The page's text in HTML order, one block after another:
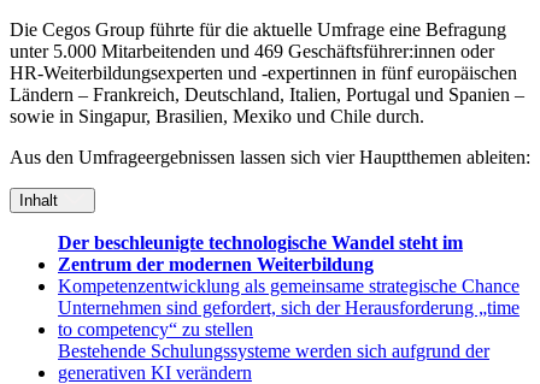
Die Cegos Group führte für die aktuelle Umfrage eine Befragung
unter 5.000 Mitarbeitenden und 469 Geschäftsführer:innen oder
HR-Weiterbildungsexperten und -expertinnen in fünf europäischen
Ländern – Frankreich, Deutschland, Italien, Portugal und Spanien –
sowie in Singapur, Brasilien, Mexiko und Chile durch.
Aus den Umfrageergebnissen lassen sich vier Hauptthemen ableiten:
Inhalt
Der beschleunigte technologische Wandel steht im
Zentrum der modernen Weiterbildung
Kompetenzentwicklung als gemeinsame strategische Chance
Unternehmen sind gefordert, sich der Herausforderung „time
to competency“ zu stellen
Bestehende Schulungssysteme werden sich aufgrund der
generativen KI verändern